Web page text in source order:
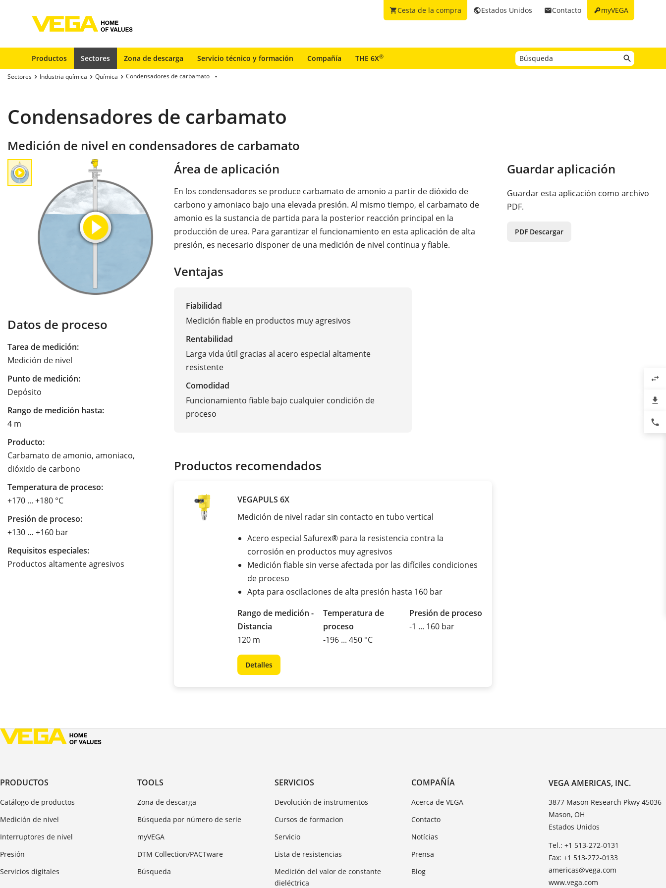
keymyVEGA
emailContacto
publicEstados Unidos
shopping_cartCesta de la compra
Productos Sectores Zona de descarga Servicio técnico y formación Compañía THE 6X®
Sectores Industria química Química Condensadores de carbamato
Condensadores de carbamato
Medición de nivel en condensadores de carbamato
Datos de proceso
Tarea de medición:
Medición de nivel
Punto de medición:
Depósito
Rango de medición hasta:
4 m
Producto:
Carbamato de amonio, amoniaco,
dióxido de carbono
Temperatura de proceso:
+170 ... +180 °C
Presión de proceso:
+130 … +160 bar
Requisitos especiales:
Productos altamente agresivos
Área de aplicación
En los condensadores se produce carbamato de amonio a partir de dióxido de
carbono y amoniaco bajo una elevada presión. Al mismo tiempo, el carbamato de
amonio es la sustancia de partida para la posterior reacción principal en la
producción de urea. Para garantizar el funcionamiento en esta aplicación de alta
presión, es necesario disponer de una medición de nivel continua y fiable.
Ventajas
Fiabilidad
Medición fiable en productos muy agresivos
Rentabilidad
Larga vida útil gracias al acero especial altamente
resistente
Comodidad
Funcionamiento fiable bajo cualquier condición de
proceso
Productos recomendados
VEGAPULS 6X
Medición de nivel radar sin contacto en tubo vertical
Acero especial Safurex® para la resistencia contra la
corrosión en productos muy agresivos
Medición fiable sin verse afectada por las difíciles condiciones
de proceso
Apta para oscilaciones de alta presión hasta 160 bar
Rango de medición -
Distancia
120 m
Temperatura de
proceso
-196 ... 450 °C
Presión de proceso
-1 ... 160 bar
Detalles
Guardar aplicación
Guardar esta aplicación como archivo
PDF.
PDF Descargar
PRODUCTOS
Catálogo de productos
Medición de nivel
Interruptores de nivel
Presión
Servicios digitales
TOOLS
Zona de descarga
Búsqueda por número de serie
myVEGA
DTM Collection/PACTware
Búsqueda
SERVICIOS
Devolución de instrumentos
Cursos de formacion
Servicio
Lista de resistencias
Medición del valor de constante
dieléctrica
COMPAÑÍA
Acerca de VEGA
Contacto
Notícias
Prensa
Blog
VEGA AMERICAS, INC.
3877 Mason Research Pkwy 45036
Mason, OH
Estados Unidos
Tel.: +1 513-272-0131
Fax: +1 513-272-0133
americas@vega.com
www.vega.com
swap_horiz
file_download
phone